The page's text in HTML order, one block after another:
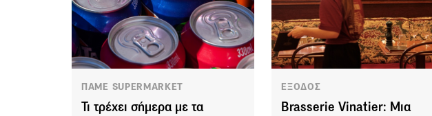
ΠΑΜΕ SUPERMARKET
Τι τρέχει σήμερα με τα
ΕΞΟΔΟΣ
Brasserie Vinatier: Μια